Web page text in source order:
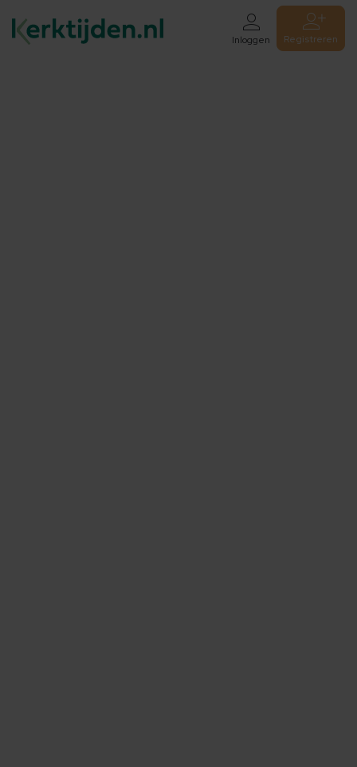
Inloggen Registreren